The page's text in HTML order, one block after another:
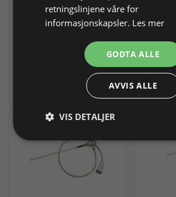
På lager
Legg i
handlekurv
Varenr.
Skaffevare
retningslinjene våre for
informasjonskapsler. Les mer
GODTA ALLE
AVVIS ALLE
VIS DETALJER